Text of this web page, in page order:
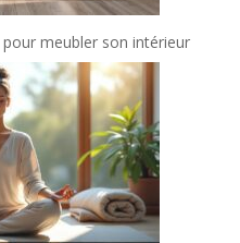
meubler son intérieur